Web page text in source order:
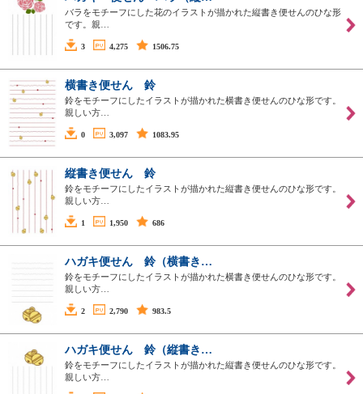
バラをモチーフにした花のイラストが描かれた縦書き便せんのひな形
です。親…
3 4,275 1506.75
横書き便せん 鈴
鈴をモチーフにしたイラストが描かれた横書き便せんのひな形です。
親しい方…
0 3,097 1083.95
縦書き便せん 鈴
鈴をモチーフにしたイラストが描かれた縦書き便せんのひな形です。
親しい方…
1 1,950 686
ハガキ便せん 鈴（横書き…
鈴をモチーフにしたイラストが描かれた横書き便せんのひな形です。
親しい方…
2 2,790 983.5
ハガキ便せん 鈴（縦書き…
鈴をモチーフにしたイラストが描かれた縦書き便せんのひな形です。
親しい方…